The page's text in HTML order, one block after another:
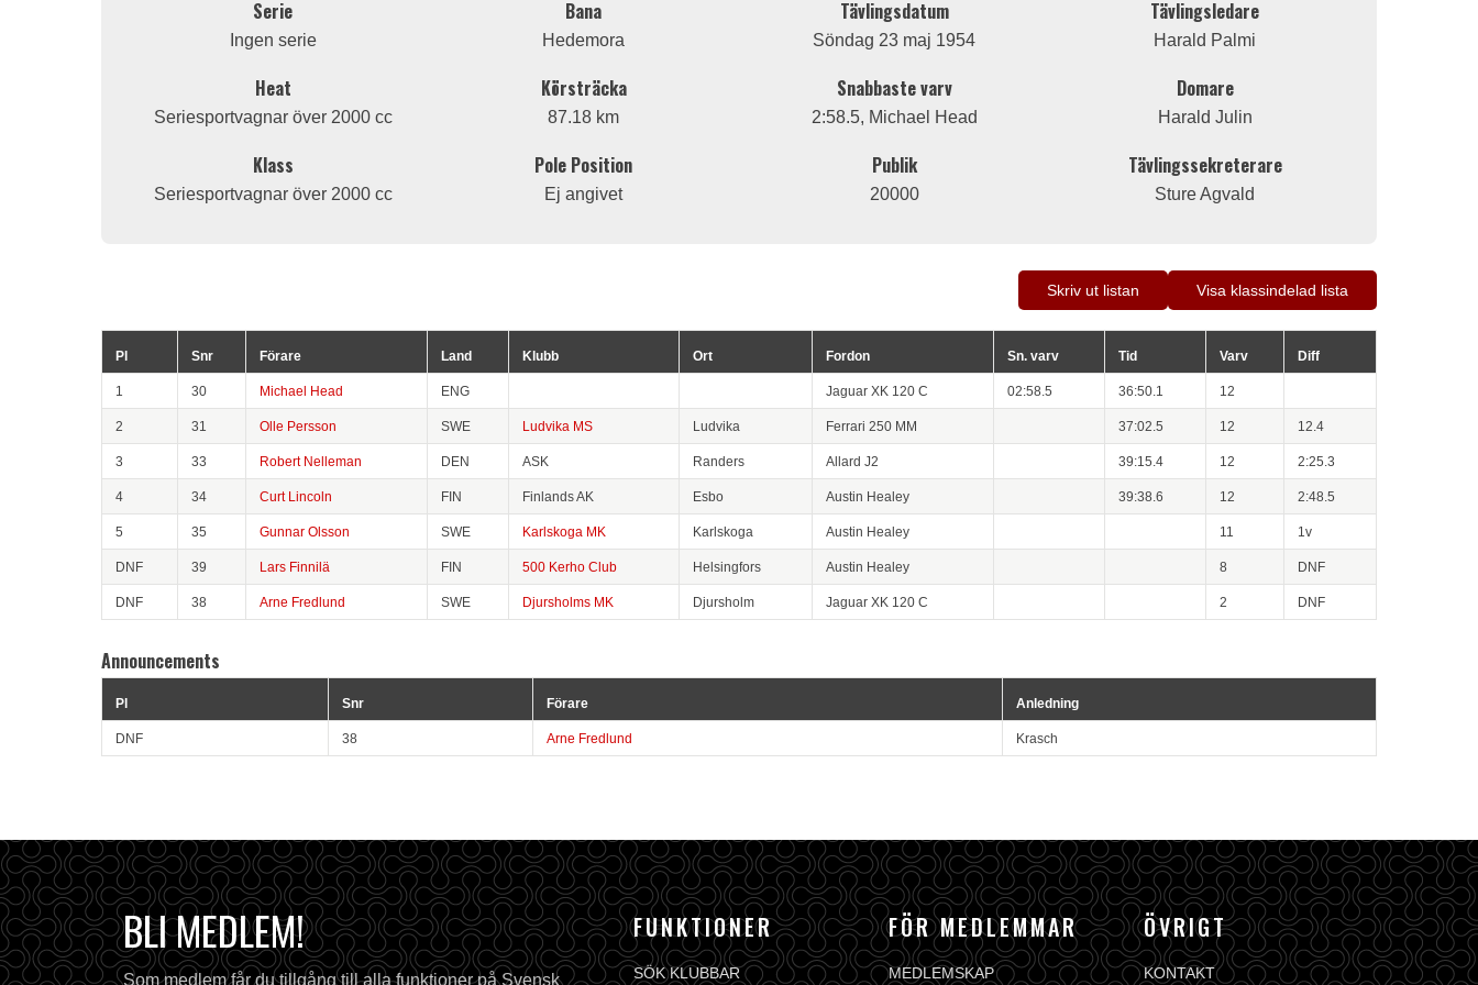
Serie
Ingen serie
Heat
Seriesportvagnar över 2000 cc
Klass
Seriesportvagnar över 2000 cc
Bana
Hedemora
Körsträcka
87.18 km
Pole Position
Ej angivet
Tävlingsdatum
Söndag 23 maj 1954
Snabbaste varv
2:58.5, Michael Head
Publik
20000
Tävlingsledare
Harald Palmi
Domare
Harald Julin
Tävlingssekreterare
Sture Agvald
Skriv ut listan Visa klassindelad lista
Pl Snr Förare Land Klubb Ort Fordon Sn. varv Tid Varv Diff
1 30 Michael Head ENG Jaguar XK 120 C 02:58.5 36:50.1 12
2 31 Olle Persson SWE Ludvika MS Ludvika Ferrari 250 MM 37:02.5 12 12.4
3 33 Robert Nelleman DEN ASK Randers Allard J2 39:15.4 12 2:25.3
4 34 Curt Lincoln FIN Finlands AK Esbo Austin Healey 39:38.6 12 2:48.5
5 35 Gunnar Olsson SWE Karlskoga MK Karlskoga Austin Healey 11 1v
DNF 39 Lars Finnilä FIN 500 Kerho Club Helsingfors Austin Healey 8 DNF
DNF 38 Arne Fredlund SWE Djursholms MK Djursholm Jaguar XK 120 C 2 DNF
Announcements
Pl Snr Förare Anledning
DNF 38 Arne Fredlund Krasch
BLI MEDLEM!
Som medlem får du tillgång till alla funktioner på Svensk
FUNKTIONER
SÖK KLUBBAR
FÖR MEDLEMMAR
MEDLEMSKAP
ÖVRIGT
KONTAKT